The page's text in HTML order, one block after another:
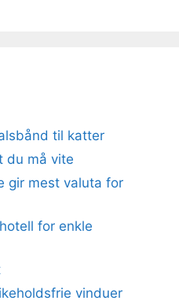
til katter
du må vite
gir mest valuta for
for enkle
vinduer